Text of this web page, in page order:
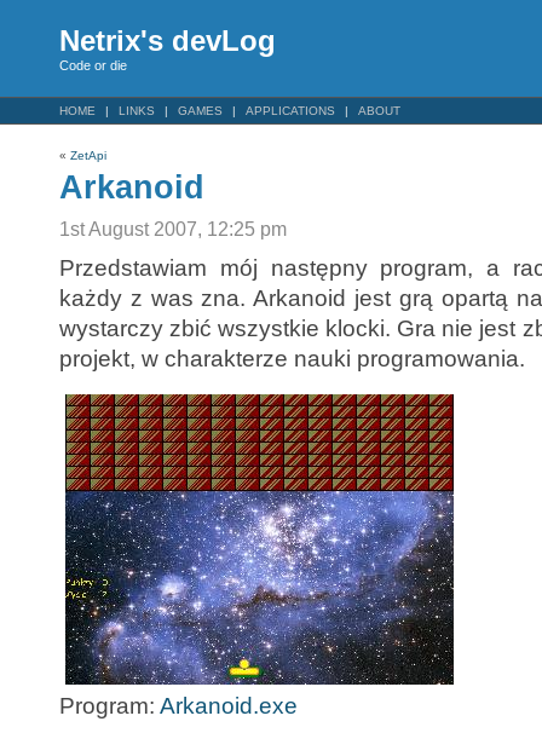
Netrix's devLog
Code or die
HOME LINKS GAMES APPLICATIONS ABOUT
« ZetApi
Arkanoid
1st August 2007, 12:25 pm
Przedstawiam mój następny program, a
każdy z was zna. Arkanoid jest grą opartą
wystarczy zbić wszystkie klocki. Gra nie jest
projekt, w charakterze nauki programowania.
Program: Arkanoid.exe